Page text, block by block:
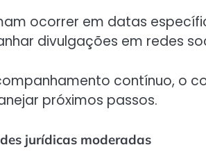
ocorrer em datas
divulgações em redes
contínuo, o
próximos passos.
jurídicas moderadas